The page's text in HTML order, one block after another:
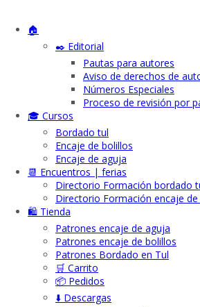
🏠
✒️ Editorial
Pautas para autores
Aviso de derechos de
Números Especiales
Proceso de revisión por
🎓 Cursos
Bordado tul
Encaje de bolillos
Encaje de aguja
📆 Encuentros | ferias
Directorio Formación bordado
Directorio Formación encaje
🛍️ Tienda
Patrones encaje de aguja
Patrones encaje de bolillos
Patrones Bordado en Tul
🛒 Carrito
📦 Pedidos
⬇️ Descargas